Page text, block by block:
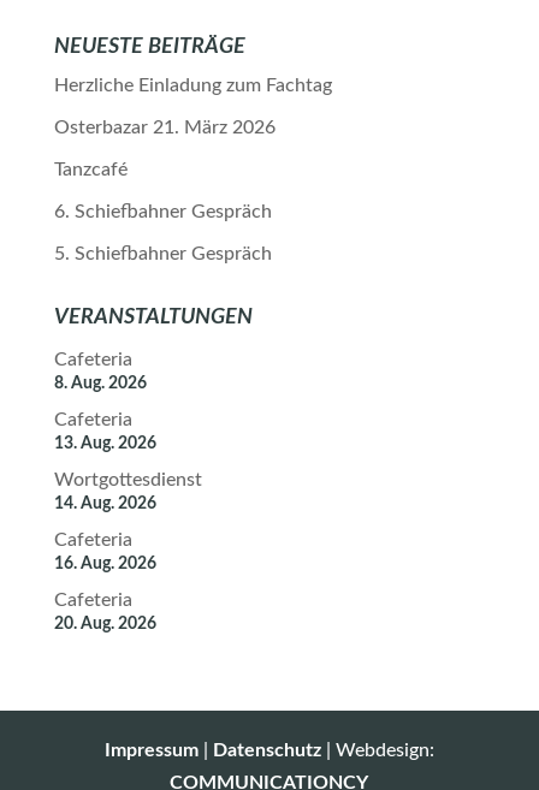
NEUESTE BEITRÄGE
Herzliche Einladung zum Fachtag
Osterbazar 21. März 2026
Tanzcafé
6. Schiefbahner Gespräch
5. Schiefbahner Gespräch
VERANSTALTUNGEN
Cafeteria
8. Aug. 2026
Cafeteria
13. Aug. 2026
Wortgottesdienst
14. Aug. 2026
Cafeteria
16. Aug. 2026
Cafeteria
20. Aug. 2026
Impressum| Datenschutz| Webdesign:
COMMUNICATIONCY